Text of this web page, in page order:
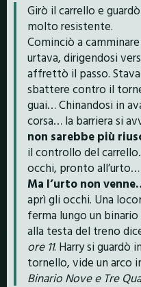
Girò il carrello e
molto resistente.
Cominciò a
urtava, dirigendosi
affrettò il passo.
sbattere contro il
guai… Chinandosi in
corsa… la barriera si
non sarebbe più
il controllo del
occhi, pronto all’urto…
Ma l’urto non
aprì gli occhi. Una
ferma lungo un
alla testa del treno
ore 11. Harry si guardò
tornello, vide un arco
Binario Nove e Tre